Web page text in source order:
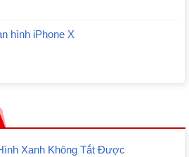
hình iPhone X
Xanh Không Tắt Được